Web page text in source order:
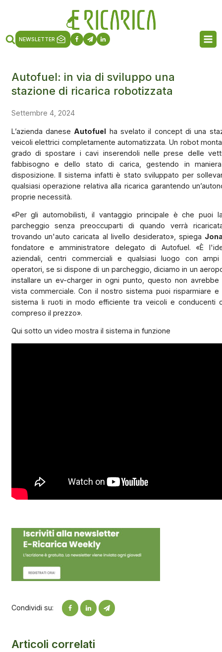
NEWSLETTER
Autofuel: in via di sviluppo una
stazione di ricarica robotizzata
Settembre 4, 2024
L’azienda danese Autofuel ha svelato il concept di una
veicoli elettrici completamente automatizzata. Un robot
grado di spostare i cavi inserendoli nelle prese delle
fabbisogno e dello stato di carica, gestendo in
disposizione. Il sistema infatti è stato sviluppato per
qualsiasi operazione relativa alla ricarica garantendo
proprie necessità.
«Per gli automobilisti, il vantaggio principale è che puoi
parcheggio senza preoccuparti di quando verrà
trovando un'auto caricata al livello desiderato», spiega
fondatore e amministratore delegato di Autofuel. «È
aziendali, centri commerciali e qualsiasi luogo con
operatori, se si dispone di un parcheggio, diciamo in un
installare un ev-charger in ogni punto, questo non
vista commerciale. Con il nostro sistema puoi risparmiare
sistema li ruoti in modo efficiente tra veicoli e conducenti
compreso il prezzo».
Qui sotto un video mostra il sistema in funzione
Condividi su:
Articoli correlati